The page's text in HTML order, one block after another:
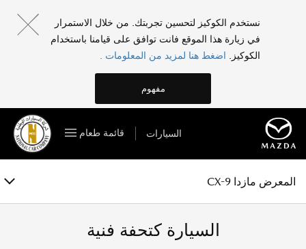
نستخدم الكوكيز لتحسين تجربتك. من خلال الاستمرار
في زيارة هذا الموقع فانت توافق على قيامنا باستخدام
الكوكيز.
اضغط هنا لمزيد من المعلومات .
مفهوم
السيارات قائمة طعام
المعرض مازدا CX-9
الفئات والمواصفات
الخصائص
المعرض
الملحقات
السيارة كتحفة فنية